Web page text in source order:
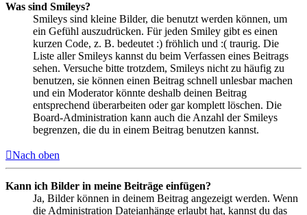
Was sind Smileys?
Smileys sind kleine Bilder, die benutzt werden können, um
ein Gefühl auszudrücken. Für jeden Smiley gibt es einen
kurzen Code, z. B. bedeutet :) fröhlich und :( traurig. Die
Liste aller Smileys kannst du beim Verfassen eines Beitrags
sehen. Versuche bitte trotzdem, Smileys nicht zu häufig zu
benutzen, sie können einen Beitrag schnell unlesbar machen
und ein Moderator könnte deshalb deinen Beitrag
entsprechend überarbeiten oder gar komplett löschen. Die
Board-Administration kann auch die Anzahl der Smileys
begrenzen, die du in einem Beitrag benutzen kannst.
Nach oben
Kann ich Bilder in meine Beiträge einfügen?
Ja, Bilder können in deinem Beitrag angezeigt werden. Wenn
die Administration Dateianhänge erlaubt hat, kannst du das